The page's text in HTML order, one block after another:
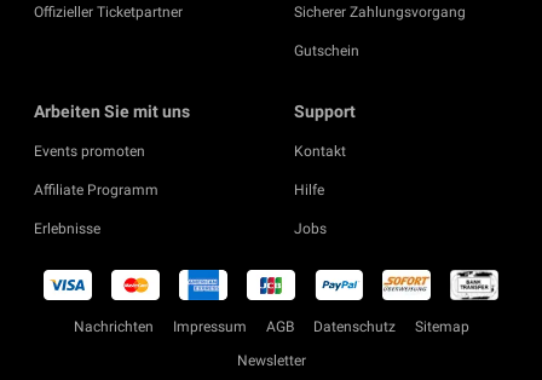
Offizieller Ticketpartner Sicherer Zahlungsvorgang
Gutschein
Arbeiten Sie mit uns
Events promoten
Affiliate Programm
Erlebnisse
Support
Kontakt
Hilfe
Jobs
Nachrichten Impressum AGB Datenschutz
Sitemap
Newsletter